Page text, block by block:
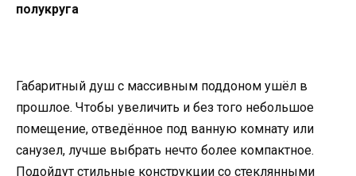
полукруга
Габаритный душ с массивным поддоном ушёл в
прошлое. Чтобы увеличить и без того небольшое
помещение, отведённое под ванную комнату или
санузел, лучше выбрать нечто более компактное.
Подойдут стильные конструкции со стеклянными